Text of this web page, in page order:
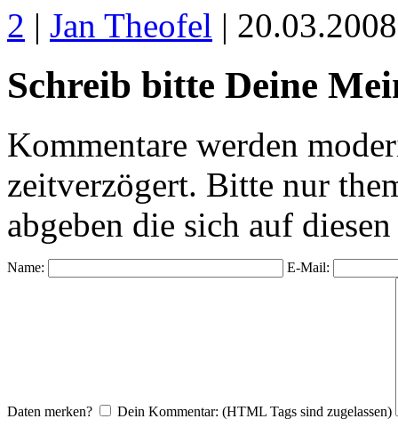
2 | Jan Theofel |
Schreib bitte Deine
Kommentare werden
zeitverzögert. Bitte nur
abgeben die sich auf
Name: E-Mail:
Daten merken? Dein Kommentar: (HTML Tags sind zugelassen)